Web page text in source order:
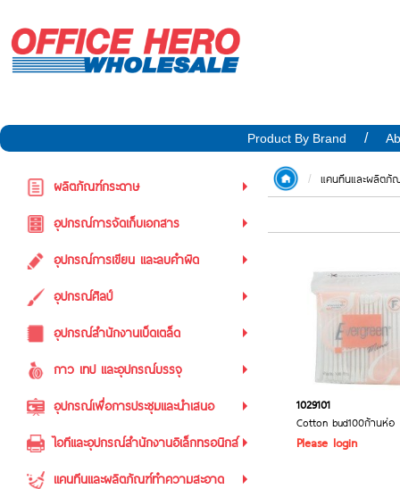
Product By Brand
ผลิตภัณฑ์กระดาษ
อุปกรณ์การจัดเก็บเอกสาร
อุปกรณ์การเขียน และลบคำผิด
อุปกรณ์ศิลป์
อุปกรณ์สำนักงานเบ็ดเตล็ด
กาว เทป และอุปกรณ์บรรจุ
อุปกรณ์เพื่อการประชุมและนำเสนอ
ไอทีและอุปกรณ์สำนักงานอิเล็กทรอนิกส์
แคนทีนและผลิตภัณฑ์ทำความสะอาด
แคนทีนและผลิตภั
1029101
Cotton bud100ก้านห่อ
Please login